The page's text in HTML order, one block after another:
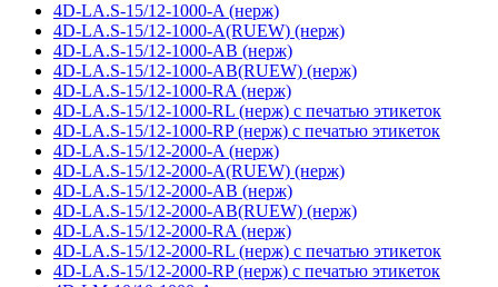
4D-LA.S-15/12-1000-A (нерж)
4D-LA.S-15/12-1000-A(RUEW) (нерж)
4D-LA.S-15/12-1000-AB (нерж)
4D-LA.S-15/12-1000-AB(RUEW) (нерж)
4D-LA.S-15/12-1000-RA (нерж)
4D-LA.S-15/12-1000-RL (нерж) с печатью этикеток
4D-LA.S-15/12-1000-RP (нерж) с печатью этикеток
4D-LA.S-15/12-2000-A (нерж)
4D-LA.S-15/12-2000-A(RUEW) (нерж)
4D-LA.S-15/12-2000-AB (нерж)
4D-LA.S-15/12-2000-AB(RUEW) (нерж)
4D-LA.S-15/12-2000-RA (нерж)
4D-LA.S-15/12-2000-RL (нерж) с печатью этикеток
4D-LA.S-15/12-2000-RP (нерж) с печатью этикеток